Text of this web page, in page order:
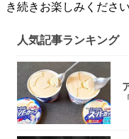
き続きお楽しみください
人気記事ランキング